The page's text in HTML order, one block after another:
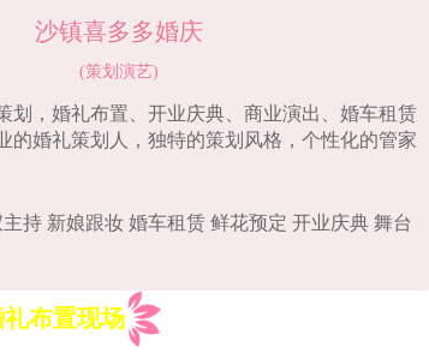
沙镇喜多多婚庆
(策划演艺)
划，婚礼布置、开业庆典、商业演出、婚车租赁
的婚礼策划人，独特的策划风格，个性化的管家
持 新娘跟妆 婚车租赁 鲜花预定 开业庆典 舞台
礼布置现场